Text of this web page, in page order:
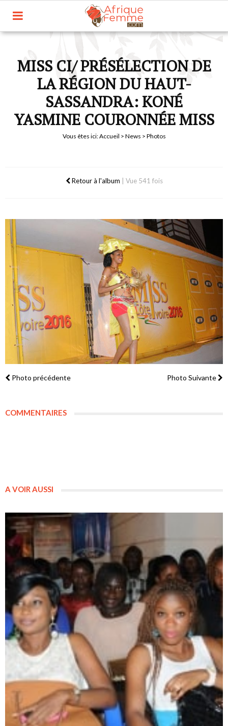
MISS CI/ PRÉSÉLECTION DE
LA RÉGION DU HAUT-
SASSANDRA: KONÉ
YASMINE COURONNÉE MISS
Vous êtes ici:Accueil > News > Photos
Retour à l'album Vue 541 fois
Photo précédente Photo Suivante
COMMENTAIRES
A VOIR AUSSI